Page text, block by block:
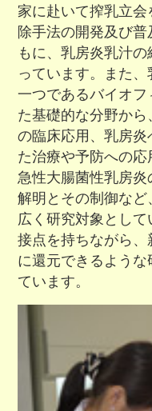
家に赴いて搾乳立
除手法の開発及び
もに、乳房炎乳汁
っています。また
一つであるバイオ
た基礎的な分野か
の臨床応用、乳房
た治療や予防への応
急性大腸菌性乳房
解明とその制御な
広く研究対象として
接点を持ちながら
に還元できるような
ています。